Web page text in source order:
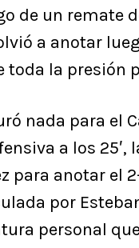
de un remate
a anotar
toda la presión
nada para el
a los
para anotar el
por
personal